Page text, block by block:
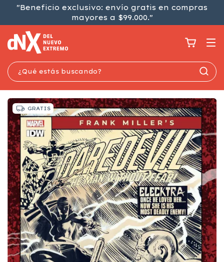
"Beneficio exclusivo: envío gratis en compras
mayores a $99.000."
GRATIS